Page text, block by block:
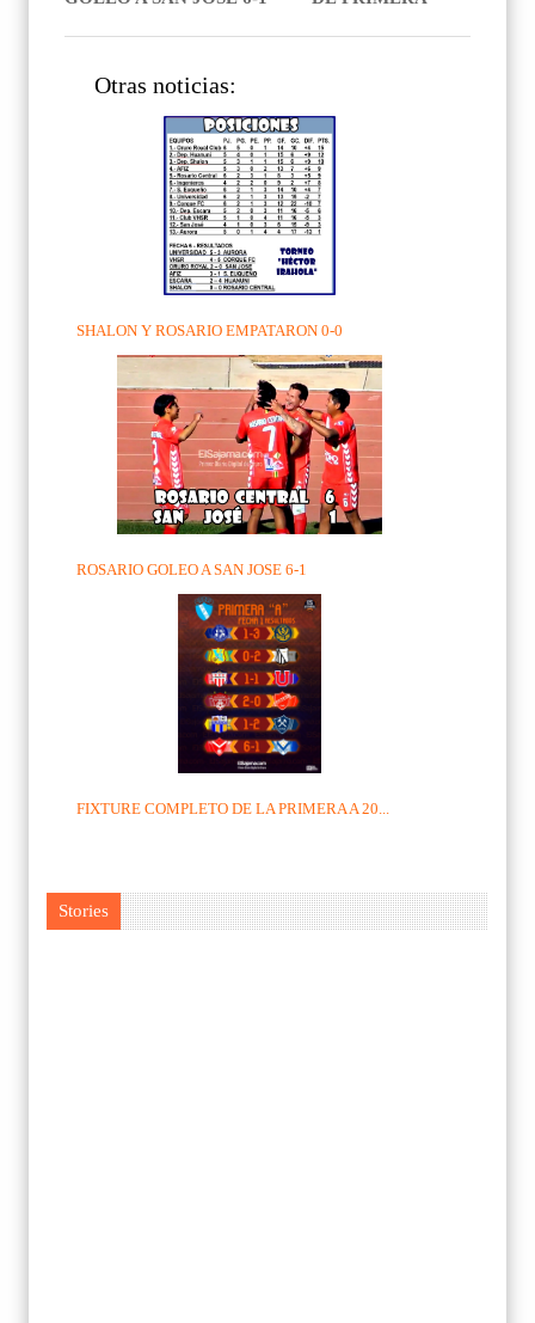
Otras noticias:
SHALON Y ROSARIO EMPATARON 0-0
ROSARIO GOLEO A SAN JOSE 6-1
FIXTURE COMPLETO DE LA PRIMERA A 20...
Stories